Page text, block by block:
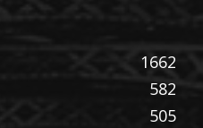
1662
582
505